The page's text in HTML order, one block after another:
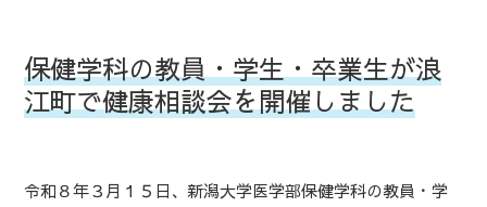
保健学科の教員・学生・卒業生が浪
江町で健康相談会を開催しました
令和８年３月１５日、新潟大学医学部保健学科の教員・学